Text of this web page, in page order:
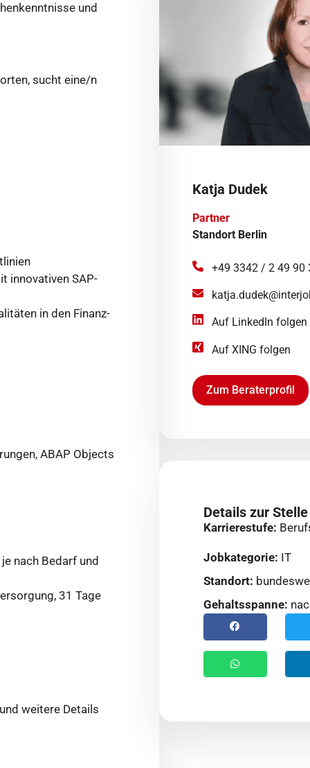
und
sucht eine/n
innovativen SAP-
in den Finanz-
ABAP Objects
nach Bedarf und
31 Tage
weitere Details
Katja Dudek
Partner
Standort Berlin
+49 3342 / 2 49 90
Auf LinkedIn folgen
Auf XING folgen
Zum Beraterprofil
Details zur Stelle
Karrierestufe:
Jobkategorie: IT
Standort:
Gehaltsspanne: